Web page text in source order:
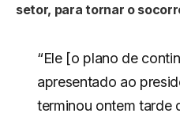
setor, para tornar o
“Ele [o plano de
apresentado ao
terminou ontem tarde